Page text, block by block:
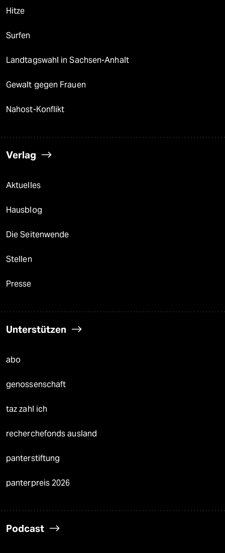
Hitze
Surfen
Landtagswahl in Sachsen-Anhalt
Gewalt gegen Frauen
Nahost-Konflikt
Verlag
Aktuelles
Hausblog
Die Seitenwende
Stellen
Presse
Unterstützen
abo
genossenschaft
taz zahl ich
recherchefonds ausland
panterstiftung
panterpreis 2026
Podcast